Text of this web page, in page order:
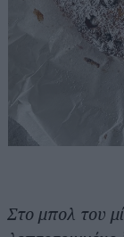
Στο μπολ του